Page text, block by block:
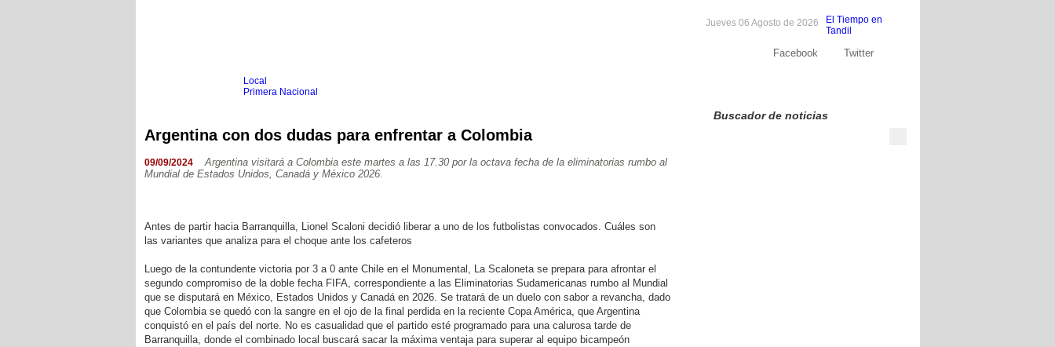
El Tiempo en
Tandil
Jueves 06 Agosto de 2026
Facebook Twitter
Local
Primera Nacional
Agrario
Atletismo
Aventura
Boxeo
Golf
Natación
Patín
Voley
Otros
Videos
Argentina con dos dudas para enfrentar a Colombia
09/09/2024
Argentina visitará a Colombia este martes a las 17.30 por la octava fecha de la eliminatorias rumbo al
Mundial de Estados Unidos, Canadá y México 2026.
Antes de partir hacia Barranquilla, Lionel Scaloni decidió liberar a uno de los futbolistas convocados. Cuáles son
las variantes que analiza para el choque ante los cafeteros
Luego de la contundente victoria por 3 a 0 ante Chile en el Monumental, La Scaloneta se prepara para afrontar el
segundo compromiso de la doble fecha FIFA, correspondiente a las Eliminatorias Sudamericanas rumbo al Mundial
que se disputará en México, Estados Unidos y Canadá en 2026. Se tratará de un duelo con sabor a revancha, dado
que Colombia se quedó con la sangre en el ojo de la final perdida en la reciente Copa América, que Argentina
conquistó en el país del norte. No es casualidad que el partido esté programado para una calurosa tarde de
Barranquilla, donde el combinado local buscará sacar la máxima ventaja para superar al equipo bicampeón
Buscador de noticias